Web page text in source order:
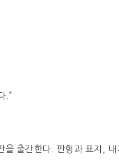
.”
출간한다. 판형과 표지, 내